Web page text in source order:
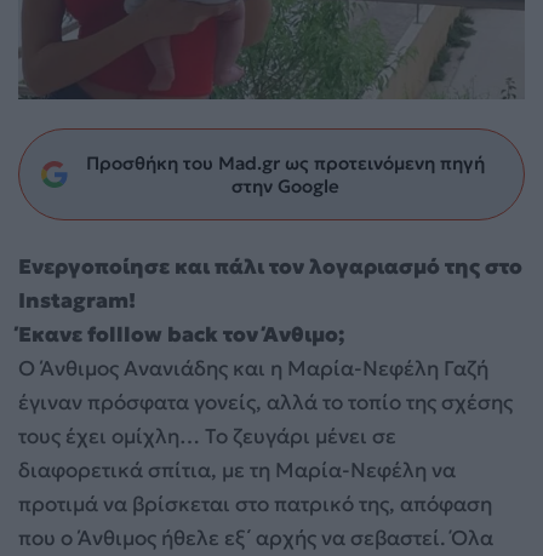
Προσθήκη του Mad.gr ως προτεινόμενη πηγή
στην Google
Ενεργοποίησε και πάλι τον λογαριασμό της στο
Instagram!
Έκανε folllow back τον Άνθιμο;
Ο Άνθιμος Ανανιάδης και η Μαρία-Νεφέλη Γαζή
έγιναν πρόσφατα γονείς, αλλά το τοπίο της σχέσης
τους έχει ομίχλη… Το ζευγάρι μένει σε
διαφορετικά σπίτια, με τη Μαρία-Νεφέλη να
προτιμά να βρίσκεται στο πατρικό της, απόφαση
που ο Άνθιμος ήθελε εξ΄ αρχής να σεβαστεί. Όλα